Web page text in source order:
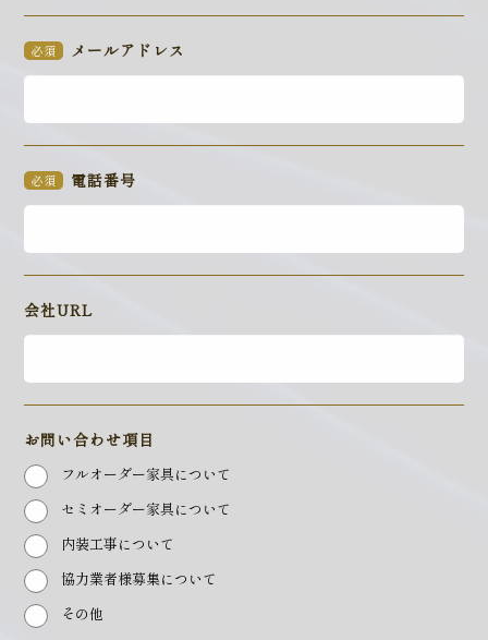
メールアドレス
必須
電話番号
必須
会社URL
お問い合わせ項目
フルオーダー家具について
セミオーダー家具について
内装工事について
協力業者様募集について
その他